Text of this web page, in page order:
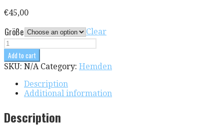
€45,00
Größe Clear
Kurzarm-
Hemd
mit
Verbands-
quantity
Add to cart
SKU: N/A Category: Hemden
Description
Additional information
Description